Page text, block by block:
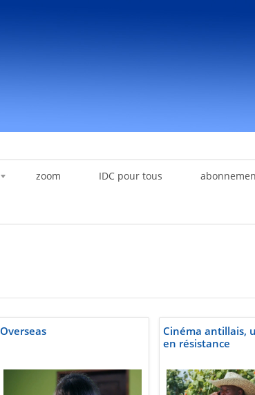
zoom IDC pour tous
Overseas
Cinéma antillais,
en résistance